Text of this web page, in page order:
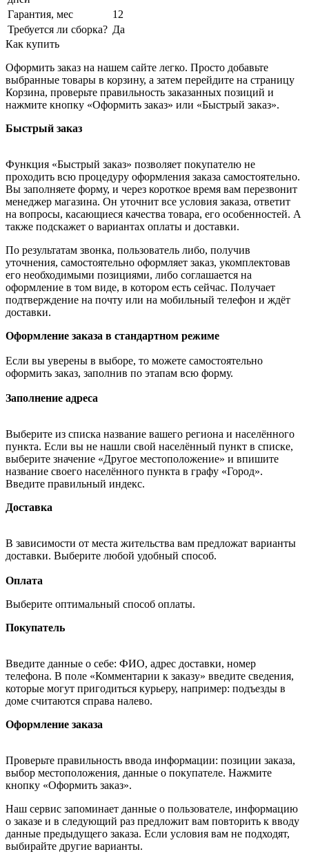
Гарантия, мес
12
Требуется ли сборка? Да
Как купить
Оформить заказ на нашем сайте легко. Просто добавьте
выбранные товары в корзину, а затем перейдите на страницу
Корзина, проверьте правильность заказанных позиций и
нажмите кнопку «Оформить заказ» или «Быстрый заказ».
Быстрый заказ
Функция «Быстрый заказ» позволяет покупателю не
проходить всю процедуру оформления заказа самостоятельно.
Вы заполняете форму, и через короткое время вам перезвонит
менеджер магазина. Он уточнит все условия заказа, ответит
на вопросы, касающиеся качества товара, его особенностей. А
также подскажет о вариантах оплаты и доставки.
По результатам звонка, пользователь либо, получив
уточнения, самостоятельно оформляет заказ, укомплектовав
его необходимыми позициями, либо соглашается на
оформление в том виде, в котором есть сейчас. Получает
подтверждение на почту или на мобильный телефон и ждёт
доставки.
Оформление заказа в стандартном режиме
Если вы уверены в выборе, то можете самостоятельно
оформить заказ, заполнив по этапам всю форму.
Заполнение адреса
Выберите из списка название вашего региона и населённого
пункта. Если вы не нашли свой населённый пункт в списке,
выберите значение «Другое местоположение» и впишите
название своего населённого пункта в графу «Город».
Введите правильный индекс.
Доставка
В зависимости от места жительства вам предложат варианты
доставки. Выберите любой удобный способ.
Оплата
Выберите оптимальный способ оплаты.
Покупатель
Введите данные о себе: ФИО, адрес доставки, номер
телефона. В поле «Комментарии к заказу» введите сведения,
которые могут пригодиться курьеру, например: подъезды в
доме считаются справа налево.
Оформление заказа
Проверьте правильность ввода информации: позиции заказа,
выбор местоположения, данные о покупателе. Нажмите
кнопку «Оформить заказ».
Наш сервис запоминает данные о пользователе, информацию
о заказе и в следующий раз предложит вам повторить к вводу
данные предыдущего заказа. Если условия вам не подходят,
выбирайте другие варианты.